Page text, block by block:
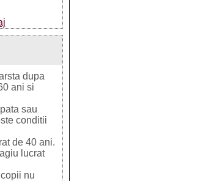
dupa
ani si
sau
conditii
de 40 ani.
lucrat
nu